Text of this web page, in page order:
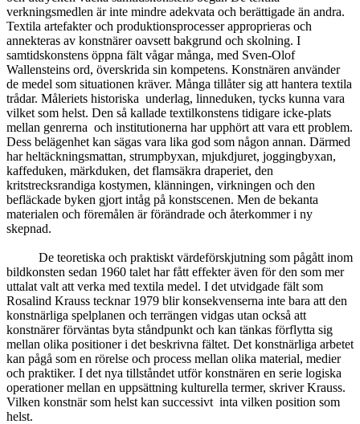
verkningsmedlen är inte mindre adekvata och berättigade än andra.
Textila artefakter och produktionsprocesser approprieras och
annekteras av konstnärer oavsett bakgrund och skolning. I
samtidskonstens öppna fält vågar många, med Sven-Olof
Wallensteins ord, överskrida sin kompetens. Konstnären använder
de medel som situationen kräver. Många tillåter sig att hantera textila
trådar. Måleriets historiska underlag, linneduken, tycks kunna vara
vilket som helst. Den så kallade textilkonstens tidigare icke-plats
mellan genrerna och institutionerna har upphört att vara ett problem.
Dess belägenhet kan sägas vara lika god som någon annan. Därmed
har heltäckningsmattan, strumpbyxan, mjukdjuret, joggingbyxan,
kaffeduken, märkduken, det flamsäkra draperiet, den
kritstrecksrandiga kostymen, klänningen, virkningen och den
befläckade byken gjort intåg på konstscenen. Men de bekanta
materialen och föremålen är förändrade och återkommer i ny
skepnad.
De teoretiska och praktiskt värdeförskjutning som pågått inom
bildkonsten sedan 1960 talet har fått effekter även för den som mer
uttalat valt att verka med textila medel. I det utvidgade fält som
Rosalind Krauss tecknar 1979 blir konsekvenserna inte bara att den
konstnärliga spelplanen och terrängen vidgas utan också att
konstnärer förväntas byta ståndpunkt och kan tänkas förflytta sig
mellan olika positioner i det beskrivna fältet. Det konstnärliga arbetet
kan pågå som en rörelse och process mellan olika material, medier
och praktiker. I det nya tillståndet utför konstnären en serie logiska
operationer mellan en uppsättning kulturella termer, skriver Krauss.
Vilken konstnär som helst kan successivt inta vilken position som
helst.